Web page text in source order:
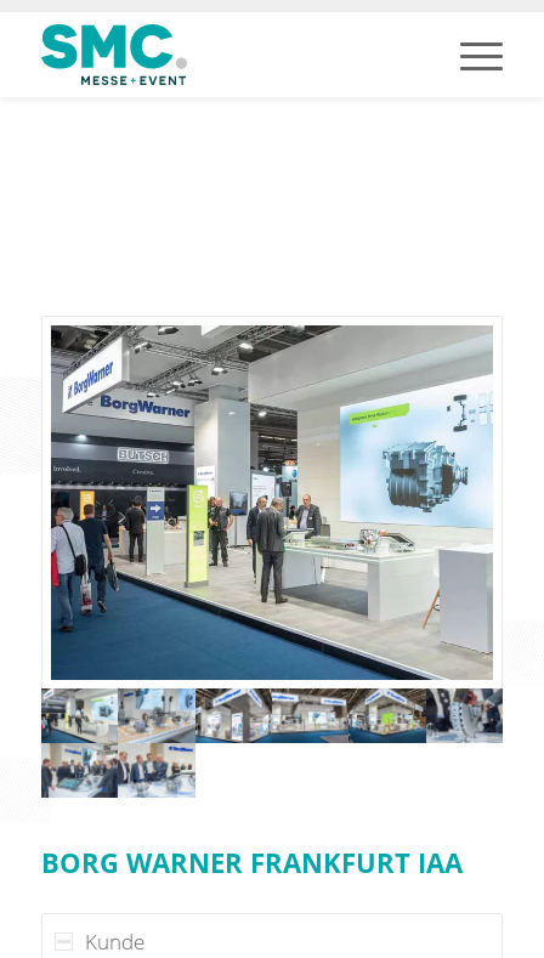
BORG WARNER FRANKFURT IAA
Kunde